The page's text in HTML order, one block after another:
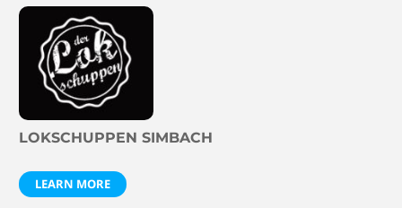
LOKSCHUPPEN SIMBACH
LEARN MORE